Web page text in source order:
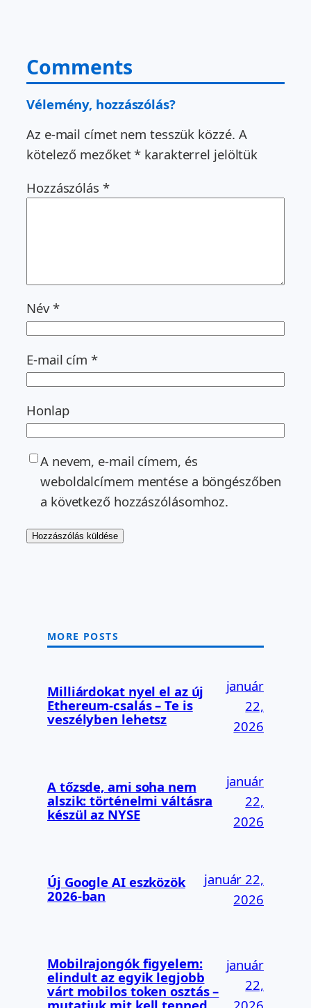
Comments
Vélemény, hozzászólás?
Az e-mail címet nem tesszük közzé. A
kötelező mezőket* karakterrel jelöltük
Hozzászólás *
Név*
E-mail cím *
Honlap
A nevem, e-mail címem, és
weboldalcímem mentése a böngészőben
a következő hozzászólásomhoz.
MORE POSTS
Milliárdokat nyel el az új
Ethereum-csalás – Te is
veszélyben lehetsz
január
22,
2026
A tőzsde, ami soha nem
alszik: történelmi váltásra
készül az NYSE
január
22,
2026
Új Google AI eszközök
2026-ban
január 22,
2026
Mobilrajongók figyelem:
elindult az egyik legjobb
várt mobilos token osztás –
január
22,